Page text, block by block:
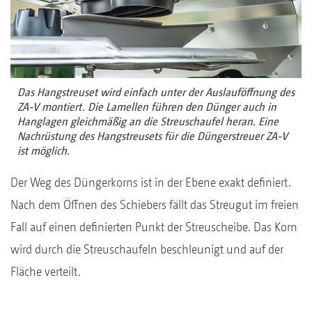
Das Hangstreuset wird einfach unter der Auslauföffnung des
ZA-V montiert. Die Lamellen führen den Dünger auch in
Hanglagen gleichmäßig an die Streuschaufel heran. Eine
Nachrüstung des Hangstreusets für die Düngerstreuer ZA-V
ist möglich.
Der Weg des Düngerkorns ist in der Ebene exakt definiert.
Nach dem Öffnen des Schiebers fällt das Streugut im freien
Fall auf einen definierten Punkt der Streuscheibe. Das Korn
wird durch die Streuschaufeln beschleunigt und auf der
Fläche verteilt.